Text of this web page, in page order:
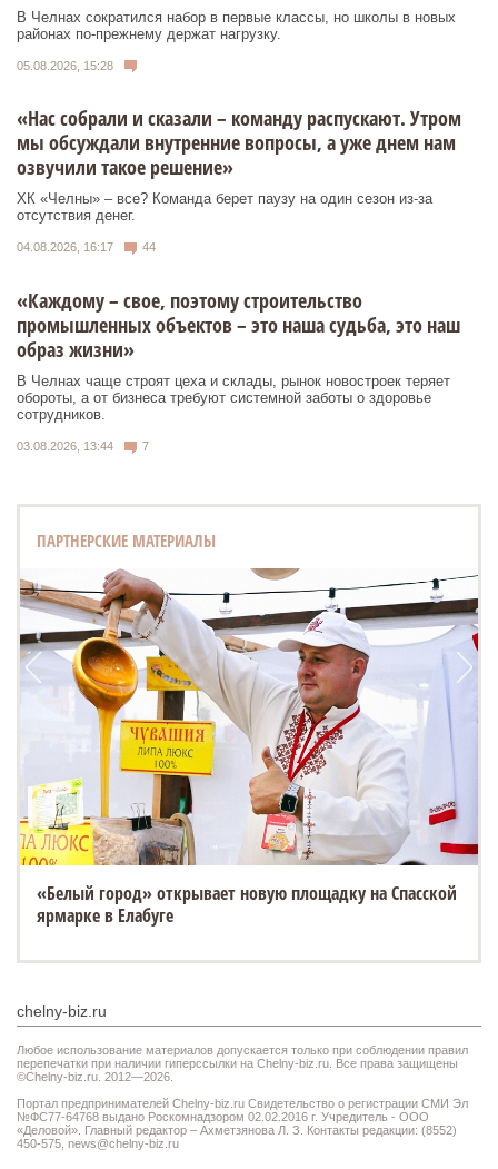
В Челнах сократился набор в первые классы, но школы в новых
районах по-прежнему держат нагрузку.
05.08.2026, 15:28
«Нас собрали и сказали – команду распускают. Утром
мы обсуждали внутренние вопросы, а уже днем нам
озвучили такое решение»
ХК «Челны» – все? Команда берет паузу на один сезон из-за
отсутствия денег.
04.08.2026, 16:17 44
«Каждому – свое, поэтому строительство
промышленных объектов – это наша судьба, это наш
образ жизни»
В Челнах чаще строят цеха и склады, рынок новостроек теряет
обороты, а от бизнеса требуют системной заботы о здоровье
сотрудников.
03.08.2026, 13:44 7
ПАРТНЕРСКИЕ МАТЕРИАЛЫ
«Белый город» открывает новую площадку на Спасской
ярмарке в Елабуге
chelny-biz.ru
Любое использование материалов допускается только при соблюдении правил
перепечатки при наличии гиперссылки на Chelny-biz.ru. Все права защищены
©Chelny-biz.ru. 2012—2026.
Портал предпринимателей Chelny-biz.ru Свидетельство о регистрации СМИ Эл
№ФС77-64768 выдано Роскомнадзором 02.02.2016 г. Учредитель - ООО
«Деловой». Главный редактор – Ахметзянова Л. З. Контакты редакции: (8552)
450-575, news@chelny-biz.ru